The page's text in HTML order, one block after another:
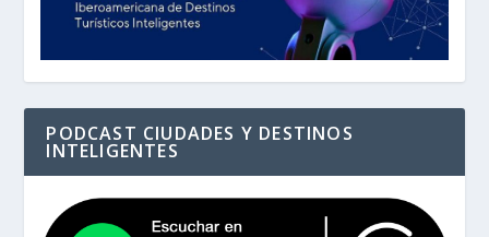
PODCAST CIUDADES Y DESTINOS
INTELIGENTES